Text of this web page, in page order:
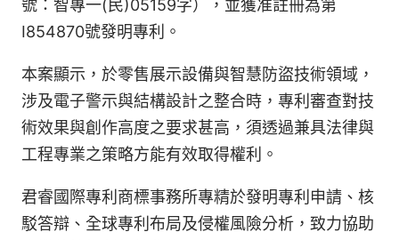
號：智專一(民)05159字），並獲准註冊為第
I854870號發明專利。
本案顯示，於零售展示設備與智慧防盜技術領域，
涉及電子警示與結構設計之整合時，專利審查對技
術效果與創作高度之要求甚高，須透過兼具法律與
工程專業之策略方能有效取得權利。
君睿國際專利商標事務所專精於發明專利申請、核
駁答辯、全球專利布局及侵權風險分析，致力協助